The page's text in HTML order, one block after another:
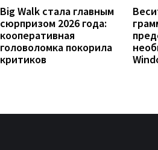
Big Walk стала главным
сюрпризом 2026 года:
кооперативная
головоломка покорила
критиков